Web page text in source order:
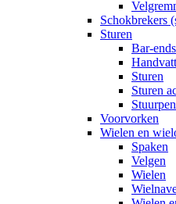
Schokbrekers
Sturen
Bar-
Sturen
Sturen
Voorvorken
Wielen en
Spaken
Velgen
Wielen